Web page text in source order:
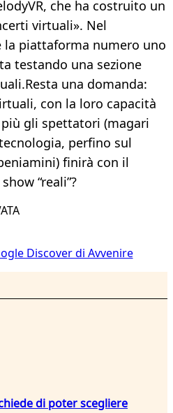
che ha costruito un
virtuali». Nel
piattaforma numero uno
testando una sezione
una domanda:
con la loro capacità
gli spettatori (magari
perfino sul
finirà con il
“reali”?
Discover di Avvenire
di poter scegliere